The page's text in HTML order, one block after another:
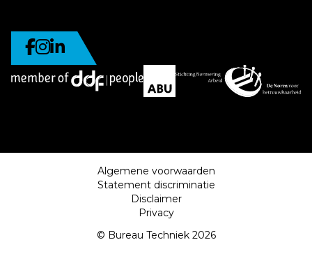
Algemene voorwaarden
Statement discriminatie
Disclaimer
Privacy
© Bureau Techniek 2026